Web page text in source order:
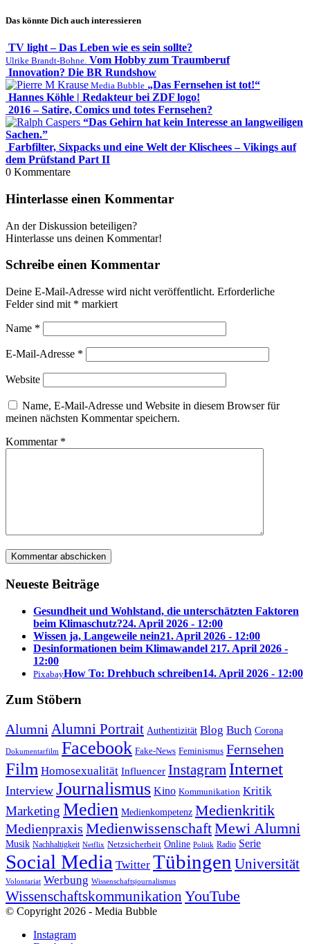
Das könnte Dich auch interessieren
TV light – Das Leben wie es sein sollte?
Ulrike Brandt-Bohne. Vom Hobby zum Traumberuf
Innovation? Die BR Rundshow
Media Bubble „Das Fernsehen ist tot!“
Hannes Köhle | Redakteur bei ZDF logo!
2016 – Satire, Comics und totes Fernsehen?
“Das Gehirn hat kein Interesse an langweiligen
Sachen.”
Farbfilter, Sixpacks und eine Welt der Klischees – Vikings auf
dem Prüfstand Part II
0 Kommentare
Hinterlasse einen Kommentar
An der Diskussion beteiligen?
Hinterlasse uns deinen Kommentar!
Schreibe einen Kommentar
Deine E-Mail-Adresse wird nicht veröffentlicht. Erforderliche
Felder sind mit * markiert
Name *
E-Mail-Adresse *
Website
Name, E-Mail-Adresse und Website in diesem Browser für
meinen nächsten Kommentar speichern.
Kommentar *
Neueste Beiträge
Gesundheit und Wohlstand, die unterschätzten Faktoren
beim Klimaschutz?24. April 2026 - 12:00
Wissen ja, Langeweile nein21. April 2026 - 12:00
Desinformationen beim Klimawandel 217. April 2026 -
12:00
PixabayHow To: Drehbuch schreiben14. April 2026 - 12:00
Zum Stöbern
Alumni Alumni Portrait Authentizität Blog Buch Corona
Dokumentarfilm Facebook Fake-News Feminismus Fernsehen
Film Homosexualität Influencer Instagram Internet
Interview Journalismus Kino Kommunikation Kritik
Marketing Medien Medienkompetenz Medienkritik
Medienpraxis MedienwissenschaftMewi Alumni
Musik Nachhaltigkeit Netflix Netzsicherheit Online Politik Radio Serie
Social Media Twitter Tübingen Universität
Volontariat Werbung Wissenschaftsjournalismus
Wissenschaftskommunikation YouTube
© Copyright 2026 - Media Bubble
Instagram